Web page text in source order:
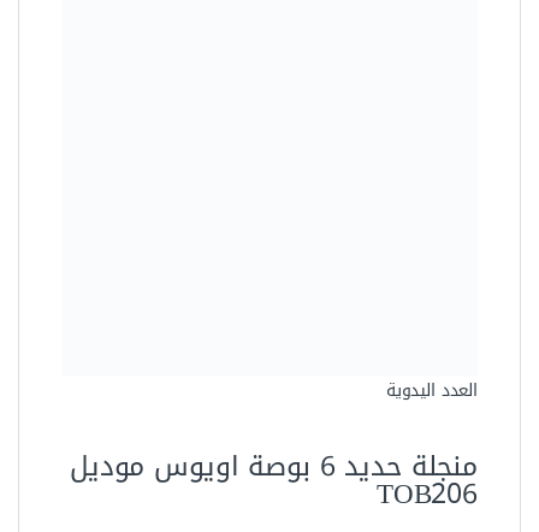
العدد اليدوية
منجلة حديد 6 بوصة اويوس موديل
TOB206